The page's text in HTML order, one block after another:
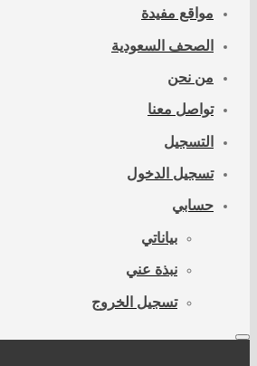
مواقع مفيدة
الصحف السعودية
من نحن
تواصل معنا
التسجيل
تسجيل الدخول
حسابي
بياناتي
نبذة عني
تسجيل الخروج